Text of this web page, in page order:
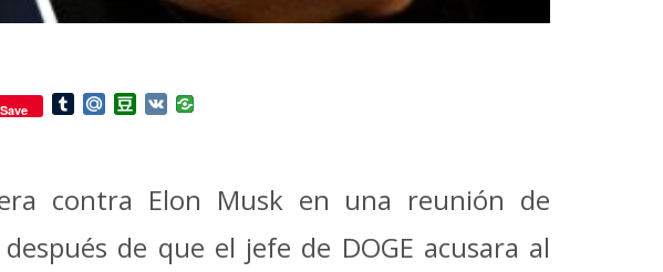
Save TumblrMail.RuDouban
VK
contra Elon Musk en una reunión de
de que el jefe de DOGE acusara al